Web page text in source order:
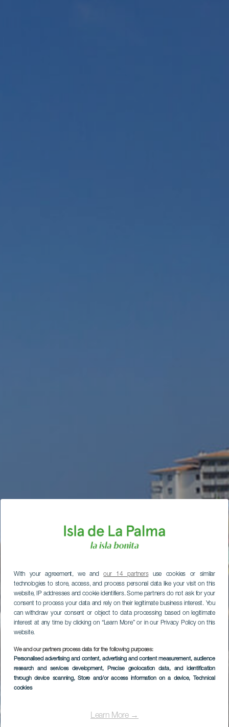
With your agreement, we andour 14 partnersuse cookies or similar
technologies to store, access, and process personal data like your visit on this
website, IP addresses and cookie identifiers. Some partners do not ask for your
consent to process your data and rely on their legitimate business interest. You
can withdraw your consent or object to data processing based on legitimate
interest at any time by clicking on “Learn More” or in our Privacy Policy on this
website.
We and our partners process data for the following purposes:
Personalised advertising and content, advertising and content measurement, audience
research and services development, Precise geolocation data, and identification
through device scanning, Store and/or access information on a device, Technical
cookies
Learn More →